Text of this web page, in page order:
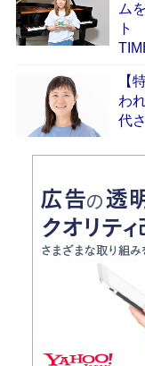
「不意に涙が出
た“13歳の娘を暴
シーコーディネー
Book Bang
ム
ト
【
わ
代